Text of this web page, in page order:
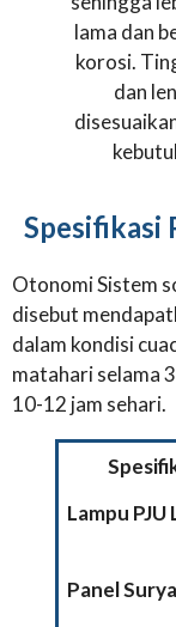
lama dan
korosi.
dan
Spesifikasi
Otonomi Sistem
disebut
dalam kondisi
matahari selama
10-12 jam sehari.
Lampu PJU
Panel Surya